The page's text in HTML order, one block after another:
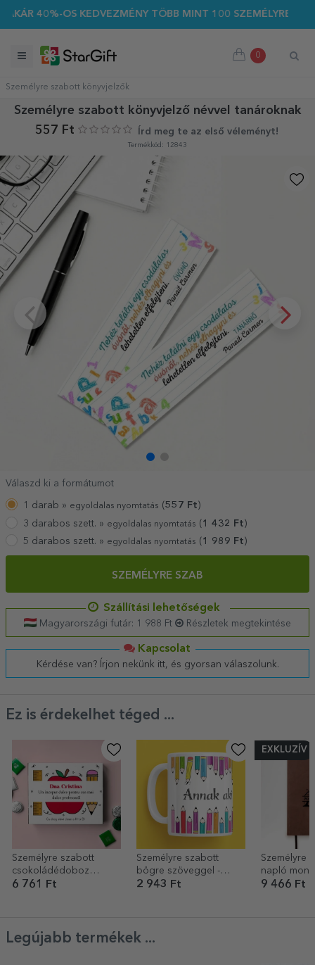
KEDVEZMÉNY TÖBB MINT 100 SZEMÉLYRE SZABOTT
0
Személyre szabott könyvjelzők
Személyre szabott könyvjelző névvel tanároknak
557 Ft
Írd meg te az első véleményt!
Termékkód: 12843
Válaszd ki a formátumot
1 darab » egyoldalas nyomtatás (557 Ft )
3 darabos szett. » egyoldalas nyomtatás (1 432 Ft)
5 darabos szett. » egyoldalas nyomtatás ( 1 989 Ft )
SZEMÉLYRE SZAB
Szállítási lehetőségek
Magyarországi futár: 1 988 Ft Részletek megtekintése
Kapcsolat
Kérdése van? Írjon nekünk itt, és gyorsan válaszolunk.
Ez is érdekelhet téged ...
Személyre szabott
csokoládédoboz
üzenettel a tanároknak
6 761 Ft
Személyre szabott
bögre szöveggel -
Színes ceruzák
2 943 Ft
EXKLUZÍV
Személyre
napló
névvel a
9 466 Ft
Legújabb termékek ...